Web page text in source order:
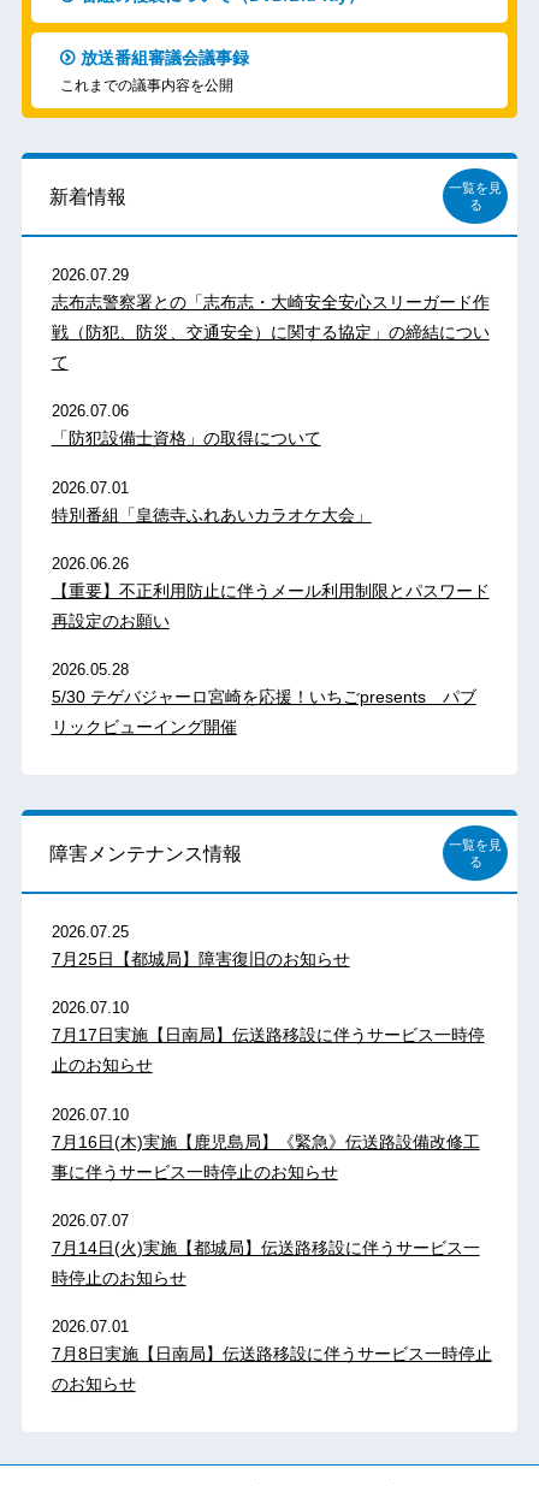
放送番組審議会議事録
これまでの議事内容を公開
新着情報
一覧を見
る
2026.07.29
志布志警察署との「志布志・大崎安全安心スリーガード作
戦（防犯、防災、交通安全）に関する協定」の締結につい
て
2026.07.06
「防犯設備士資格」の取得について
2026.07.01
特別番組「皇徳寺ふれあいカラオケ大会」
2026.06.26
【重要】不正利用防止に伴うメール利用制限とパスワード
再設定のお願い
2026.05.28
5/30 テゲバジャーロ宮崎を応援！いちごpresents パブ
リックビューイング開催
障害メンテナンス情報
一覧を見
る
2026.07.25
7月25日【都城局】障害復旧のお知らせ
2026.07.10
7月17日実施【日南局】伝送路移設に伴うサービス一時停
止のお知らせ
2026.07.10
7月16日(木)実施【鹿児島局】《緊急》伝送路設備改修工
事に伴うサービス一時停止のお知らせ
2026.07.07
7月14日(火)実施【都城局】伝送路移設に伴うサービス一
時停止のお知らせ
2026.07.01
7月8日実施【日南局】伝送路移設に伴うサービス一時停止
のお知らせ